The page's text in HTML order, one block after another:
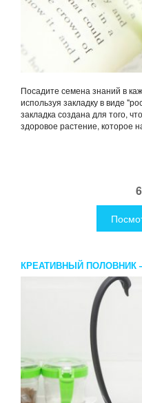
Посадите семена знаний в
используя закладку в виде
закладка создана для того,
здоровое растение, которое
КРЕАТИВНЫЙ ПОЛОВНИК